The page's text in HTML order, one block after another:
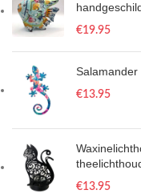
€19.95
€13.95
€13.95